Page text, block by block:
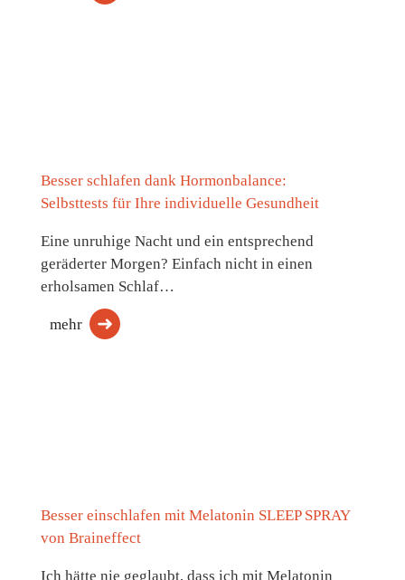
Besser schlafen dank Hormonbalance:
Selbsttests für Ihre individuelle Gesundheit
Eine unruhige Nacht und ein entsprechend
geräderter Morgen? Einfach nicht in einen
erholsamen Schlaf…
mehr
Besser einschlafen mit Melatonin SLEEP SPRAY
von Braineffect
Ich hätte nie geglaubt, dass ich mit Melatonin